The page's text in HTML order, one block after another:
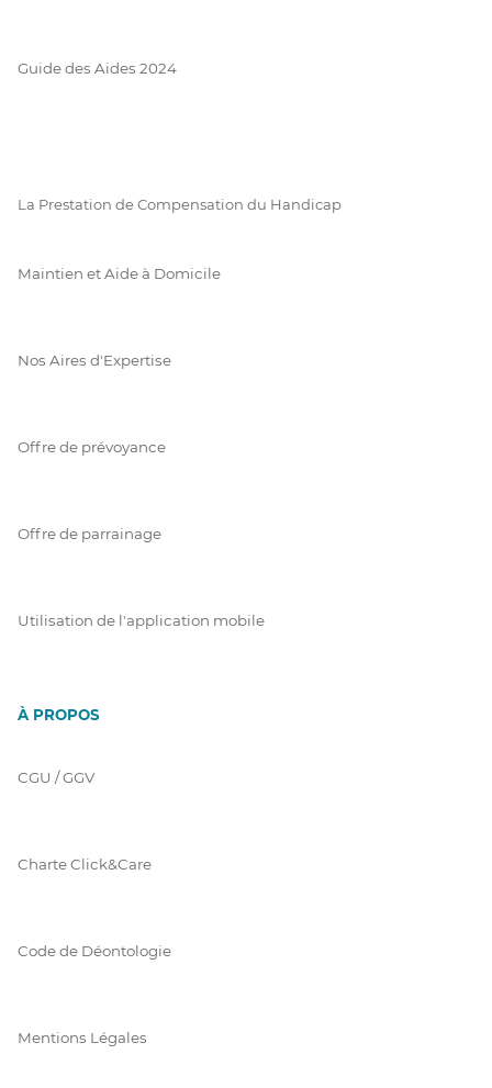
Guide des Aides 2024
La Prestation de Compensation du Handicap
Maintien et Aide à Domicile
Nos Aires d'Expertise
Offre de prévoyance
Offre de parrainage
Utilisation de l'application mobile
À PROPOS
CGU / GGV
Charte Click&Care
Code de Déontologie
Mentions Légales